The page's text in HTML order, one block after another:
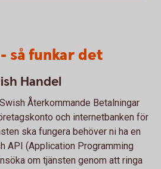
så funkar det
Handel
Återkommande Betalningar
och internetbanken för
ska fungera behöver ni ha en
API (Application Programming
om tjänsten genom att ringa